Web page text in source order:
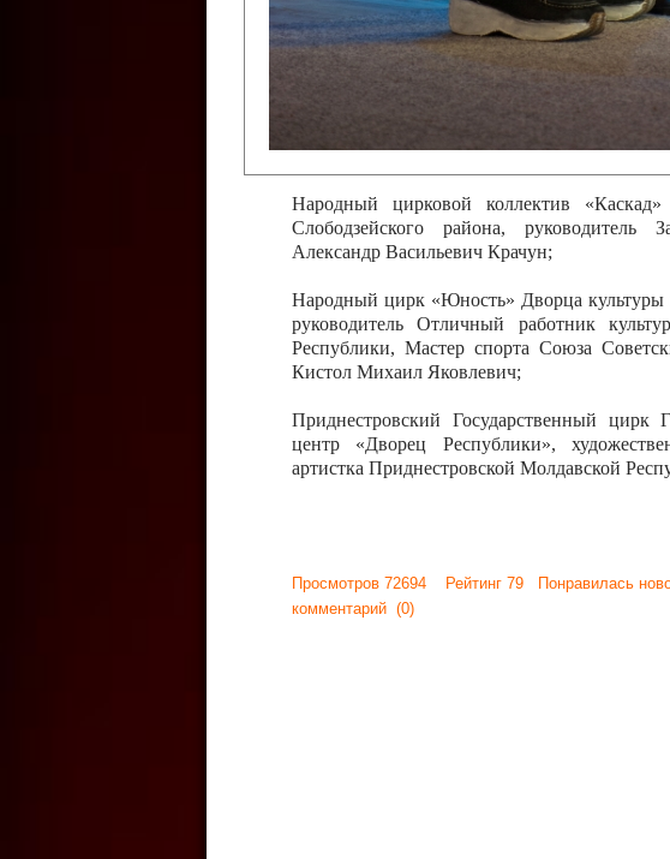
Образцовый эстрадно-цирковой коллектив
творчества с. Чобручи, Слободзейского
Владимирович;
Образцовый цирковой коллектив
Тирасполь, руководитель Отличный
Молдавской Республики Николай Юрьевич
Народный цирковой коллектив
Слободзейского района, руководитель
Александр Васильевич Крачун;
Народный цирк «Юность» Дворца культуры
руководитель Отличный работник
Республики, Мастер спорта Союза
Кистол Михаил Яковлевич;
Приднестровский Государственный цирк
центр «Дворец Республики»,
артистка Приднестровской Молдавской
Просмотров 72694 Рейтинг 79 Понравилась
комментарий (0)